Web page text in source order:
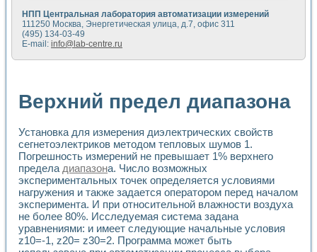
Метод прогнозирования свойств дисперсных продуктов
Недорогая система управления сверхпроводящим
Применение технологий NI в курсе экспериментальной
Расчет переноса аэрозоля и выпадения осадка в
Применение NI VISION для геометрического анализа в
Система температурной стабилизации
Управление движением с помощью программно -
Определение параметров всплывающих газовых
Система управления асинхронным тиристорным
Лазерный профилометр
Применение средств NATIONAL INSTRUMENTS для
Разработка автоматизированного стенда для
Автоматизированный стенд рентгеновской диагностики
Высокочувствительные оптоэлектронные
Установка для измерения диэлектрических свойств
Исследование кинетики зарождения и развития
НПП Центральная лаборатория автоматизации измерений
111250 Москва, Энергетическая улица, д.7, офис 311
(495) 134-03-49
E-mail: info@lab-centre.ru
Верхний предел диапазона
Установка для измерения диэлектрических свойств
сегнетоэлектриков методом тепловых шумов 1.
Погрешность измерений не превышает 1% верхнего
пределадиапазона. Число возможных
экспериментальных точек определяется условиями
нагружения и также задается оператором перед началом
эксперимента. И при относительной влажности воздуха
не более 80%. Исследуемая система задана
уравнениями: и имеет следующие начальные условия
z10=-1, z20= z30=2. Программа может быть